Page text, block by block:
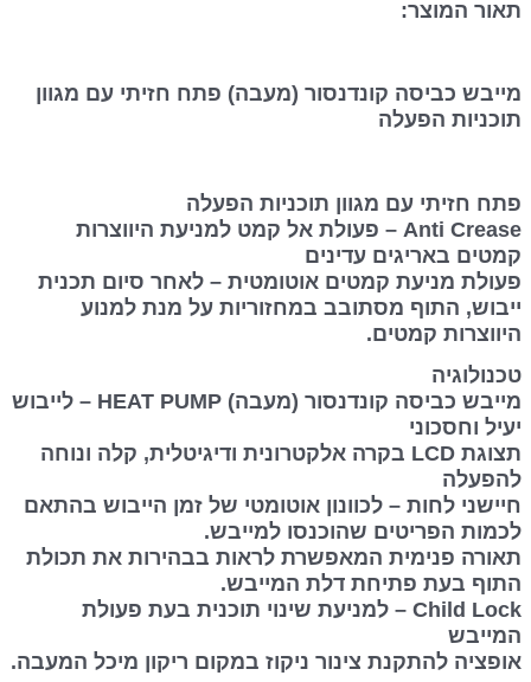
תאור המוצר:
מייבש כביסה קונדנסור (מעבה) פתח חזיתי עם מגוון
תוכניות הפעלה
פתח חזיתי עם מגוון תוכניות הפעלה
Anti Crease – פעולת אל קמט למניעת היווצרות
קמטים באריגים עדינים
פעולת מניעת קמטים אוטומטית – לאחר סיום תכנית
ייבוש, התוף מסתובב במחזוריות על מנת למנוע
היווצרות קמטים.
טכנולוגיה
מייבש כביסה קונדנסור (מעבה) HEAT PUMP – לייבוש
יעיל וחסכוני
תצוגת LCD בקרה אלקטרונית ודיגיטלית, קלה ונוחה
להפעלה
חיישני לחות – לכוונון אוטומטי של זמן הייבוש בהתאם
לכמות הפריטים שהוכנסו למייבש.
תאורה פנימית המאפשרת לראות בבהירות את תכולת
התוף בעת פתיחת דלת המייבש.
Child Lock – למניעת שינוי תוכנית בעת פעולת
המייבש
אופציה להתקנת צינור ניקוז במקום ריקון מיכל המעבה.